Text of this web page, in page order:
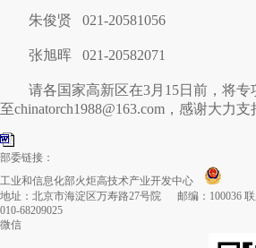
朱俊贤 021-20581056
张旭晖 021-20582071
请各国家高新区在3月15日前，将专
至chinatorch1988@163.com ，感谢大力支
部委链接：
工业和信息化部火炬高技术产业开发中心
地址：北京市海淀区万寿路27号院 邮编：100036 联
010-68209025
微信